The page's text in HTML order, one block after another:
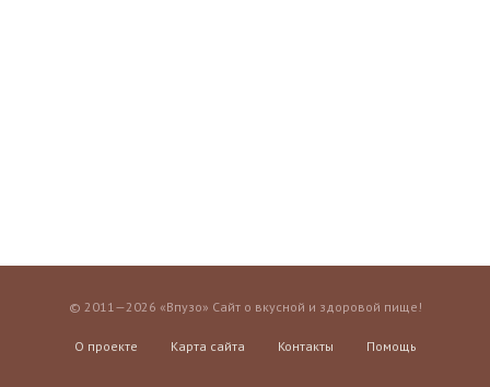
© 2011—2026 «Впузо» Сайт о вкусной и здоровой пище!
О проекте Карта сайта Контакты Помощь